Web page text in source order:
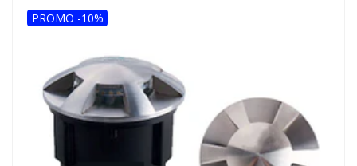
PROMO -10%